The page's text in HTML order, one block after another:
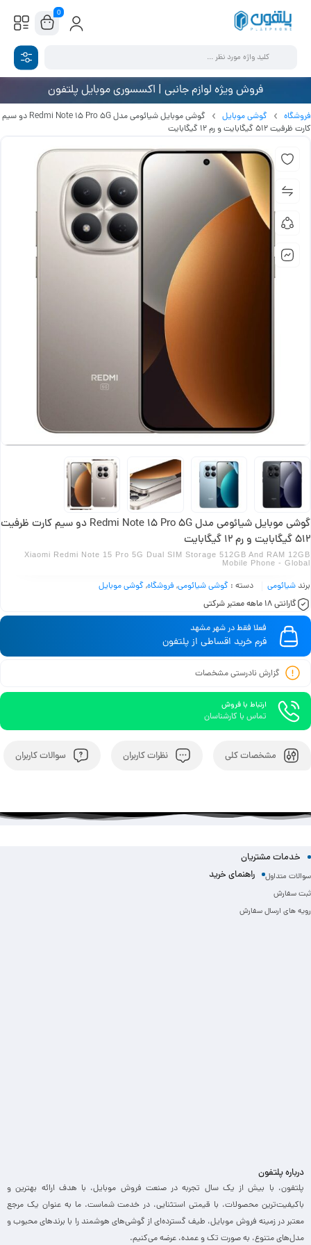
0
فروش ویژه لوازم جانبی | اکسسوری موبایل پلتفون
فروشگاه گوشی موبایل
گوشی موبایل شیائومی مدل Redmi Note 15 Pro 5G دو سیم
کارت ظرفیت 512 گیگابایت و رم 12 گیگابایت
گوشی موبایل شیائومی مدل Redmi Note 15 Pro 5G دو سیم کارت ظرفیت
512 گیگابایت و رم 12 گیگابایت
Xiaomi Redmi Note 15 Pro 5G Dual SIM Storage 512GB And RAM 12GB
Mobile Phone - Global
برندشیائومی دسته : گوشی شیائومی, فروشگاه,گوشی موبایل
گارانتی 18 ماهه معتبر شرکتی
فعلا فقط در شهر مشهد
فرم خرید اقساطی از پلتفون
گزارش نادرستی مشخصات
ارتباط با فروش
تماس با کارشناسان
مشخصات کلی نظرات کاربران سوالات کاربران
خدمات مشتریان
سوالات متداول راهنمای خرید
ثبت سفارش
رویه های ارسال سفارش
درباره پلتفون
پلتفون، با بیش از یک سال تجربه در صنعت فروش موبایل، با هدف ارائه بهترین و
باکیفیت‌ترین محصولات، با قیمتی استثنایی، در خدمت شماست. ما به عنوان یک مرجع
معتبر در زمینه فروش موبایل، طیف گسترده‌ای از گوشی‌های هوشمند را با برندهای محبوب و
مدل‌های متنوع، به صورت تک و عمده، عرضه می‌کنیم.